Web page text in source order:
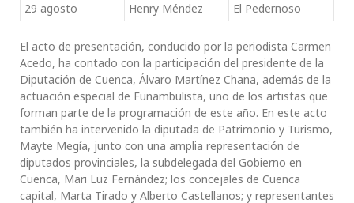
29 agosto
Henry Méndez El Pedernoso
El acto de presentación, conducido por la periodista Carmen
Acedo, ha contado con la participación del presidente de la
Diputación de Cuenca, Álvaro Martínez Chana, además de la
actuación especial de Funambulista, uno de los artistas que
forman parte de la programación de este año. En este acto
también ha intervenido la diputada de Patrimonio y Turismo,
Mayte Megía, junto con una amplia representación de
diputados provinciales, la subdelegada del Gobierno en
Cuenca, Mari Luz Fernández; los concejales de Cuenca
capital, Marta Tirado y Alberto Castellanos; y representantes